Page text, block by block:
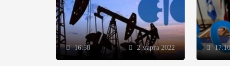
16:58 2 марта 2022 17:10